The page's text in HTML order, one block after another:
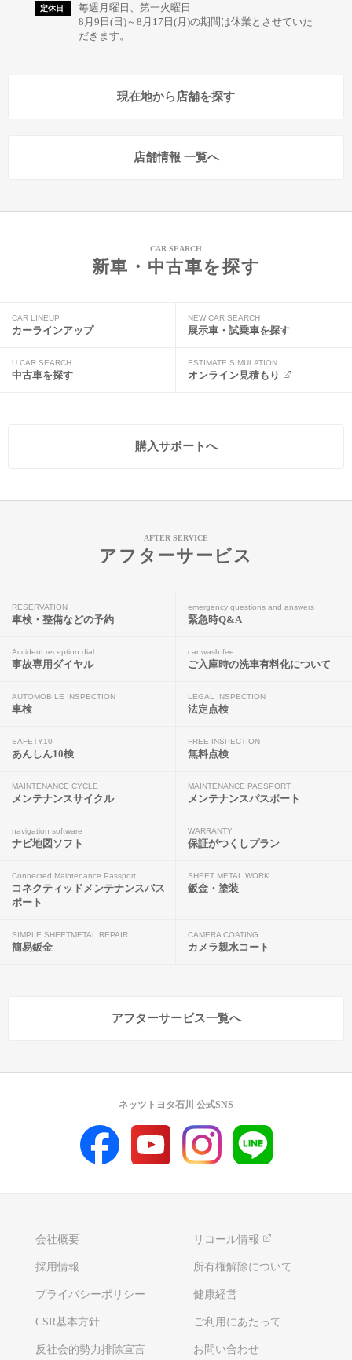
定休日
毎週月曜日、第一火曜日
8月9日(日)～8月17日(月)の期間は休業とさせていた
だきます。
現在地から店舗を探す
店舗情報 一覧へ
CAR SEARCH
新車・中古車を探す
CAR LINEUP
カーラインアップ
NEW CAR SEARCH
展示車・試乗車を探す
U CAR SEARCH
中古車を探す
ESTIMATE SIMULATION
オンライン見積もり
購入サポートへ
AFTER SERVICE
アフターサービス
RESERVATION
車検・整備などの予約
emergency questions and answers
緊急時Q&A
Accident reception dial
事故専用ダイヤル
car wash fee
ご入庫時の洗車有料化について
AUTOMOBILE INSPECTION
車検
LEGAL INSPECTION
法定点検
SAFETY10
あんしん10検
FREE INSPECTION
無料点検
MAINTENANCE CYCLE
メンテナンスサイクル
MAINTENANCE PASSPORT
メンテナンスパスポート
navigation software
ナビ地図ソフト
WARRANTY
保証がつくしプラン
Connected Maintenance Passport
コネクティッドメンテナンスパス
ポート
SHEET METAL WORK
鈑金・塗装
SIMPLE SHEETMETAL REPAIR
簡易鈑金
CAMERA COATING
カメラ親水コート
アフターサービス一覧へ
会社概要 リコール情報
採用情報 所有権解除について
プライバシーポリシー 健康経営
CSR基本方針 ご利用にあたって
反社会的勢力排除宣言 お問い合わせ
ネッツトヨタ石川 公式SNS